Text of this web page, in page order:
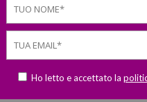
Ho letto e accettato la